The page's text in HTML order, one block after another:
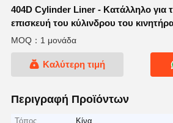
404D Cylinder Liner - Κατάλληλο για
επισκευή του κύλινδρου του
MOQ：1 μονάδα
Καλύτερη τιμή
Περιγραφή Προϊόντων
Τόπος
Κίνα